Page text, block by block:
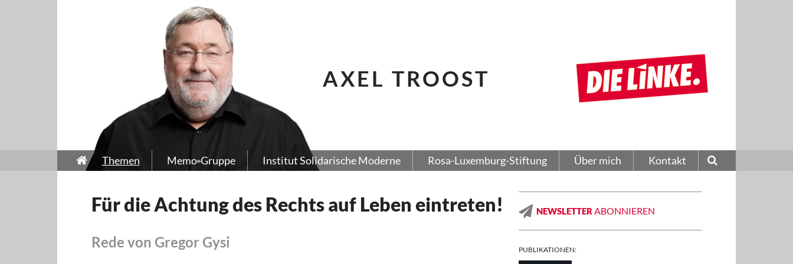
AXEL TROOST
Themen Memo-Gruppe Institut Solidarische Moderne Rosa-Luxemburg-Stiftung Über mich Kontakt
Für die Achtung des Rechts auf Leben eintreten!
Rede von Gregor Gysi
NEWSLETTER ABONNIEREN
PUBLIKATIONEN: